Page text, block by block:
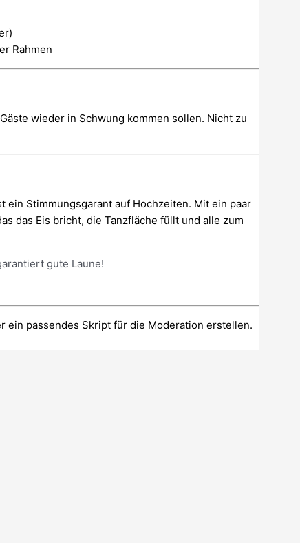
Rahmen
wieder in Schwung kommen sollen. Nicht zu
ein Stimmungsgarant auf Hochzeiten. Mit ein paar
das Eis bricht, die Tanzfläche füllt und alle zum
gute Laune!
ein passendes Skript für die Moderation erstellen.